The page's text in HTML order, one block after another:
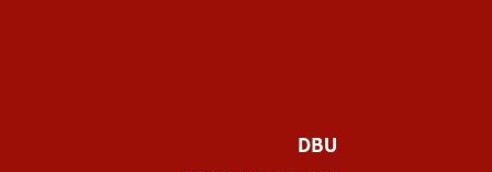
DBU